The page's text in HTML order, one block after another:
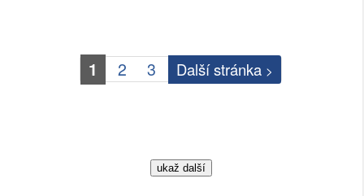
1 2 3 Další stránka >